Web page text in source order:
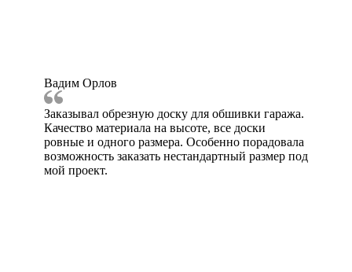
Вадим Орлов
Заказывал обрезную доску для обшивки гаража.
Качество материала на высоте, все доски
ровные и одного размера. Особенно порадовала
возможность заказать нестандартный размер под
мой проект.